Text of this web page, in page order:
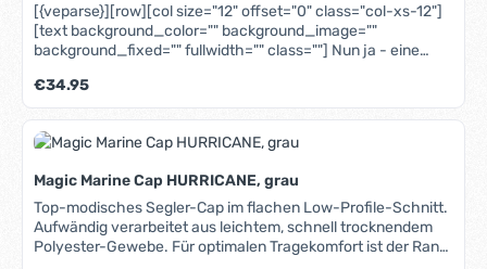
[{veparse}][row][col size="12" offset="0" class="col-xs-12"]
[text background_color="" background_image=""
background_fixed="" fullwidth="" class=""] Nun ja - eine
damit vielleicht nicht betreten. Aber gegen Kälte, Wind und
Gischt auf dem Boot gibt es kaum etwas Besseres: Die Gill
POLARCLAVA Sturmhaube besteht aus weichem 4-Wege-
Stretch-Fleece, welches innen mit einer flauschigen
noch wärmt. Durch den anatomischen Schnitt lässt sich
einfach nach hinten ziehen und fungiert dann als Schal. Und
da das Material nur wenig aufträgt und eine außen glatt
gewebte Oberfläche hat, kann die Polarclava auch
Regulärer Preis:
€34.95
Magic Marine Cap HURRICANE, grau
Top-modisches Segler-Cap im flachen Low-Profile-Schnitt.
Aufwändig verarbeitet aus leichtem, schnell trocknendem
Polyester-Gewebe. Für optimalen Tragekomfort ist der Rand